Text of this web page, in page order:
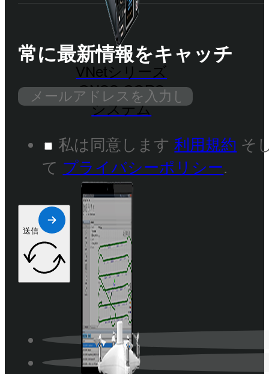
VNetシリーズ
GNSS CORS
システム
常に最新情報をキャッチ
私は同意します利用規約 そ
て プライバシーポリシー.
送信